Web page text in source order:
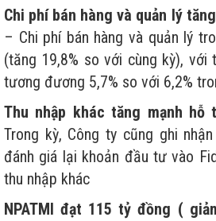
Chi phí bán hàng và quản lý
– Chi phí bán hàng và quản lý
(tăng 19,8% so với cùng kỳ), với
tương đương 5,7% so với 6,2%
Thu nhập khác tăng mạnh hỗ
Trong kỳ, Công ty cũng ghi
đánh giá lại khoản đầu tư vào
thu nhập khác
NPATMI đạt 115 tỷ đồng (